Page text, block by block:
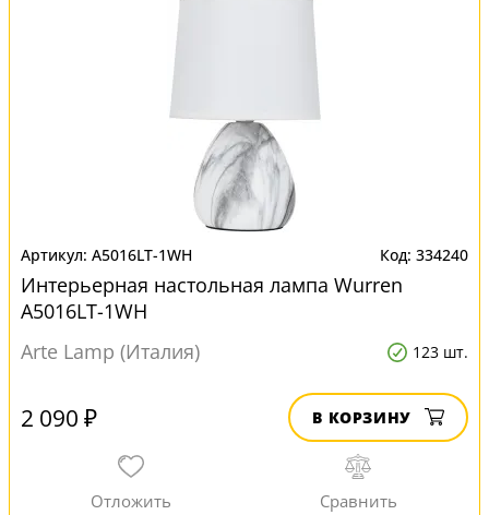
A5016LT-1WH 334240
Интерьерная настольная лампа Wurren
A5016LT-1WH
Arte Lamp (Италия)
123 шт.
2 090 ₽ В КОРЗИНУ